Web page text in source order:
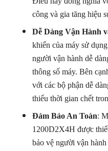
công và gia tăng hiệu
Dễ Dàng Vận Hành
khiển của máy sử
người vận hành dễ
thông số máy. Bên
với các bộ phận dễ
thiểu thời gian chết
Đảm Bảo An Toàn:
1200D2X4H được
bảo vệ người vận